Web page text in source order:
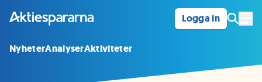
Logga in
NyheterAnalyserAktiviteter